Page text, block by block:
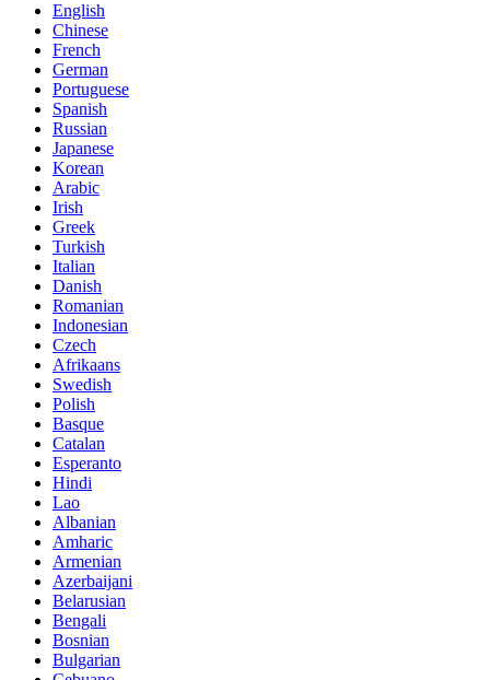
English
Chinese
French
German
Portuguese
Spanish
Russian
Japanese
Korean
Arabic
Irish
Greek
Turkish
Italian
Danish
Romanian
Indonesian
Czech
Afrikaans
Swedish
Polish
Basque
Catalan
Esperanto
Hindi
Lao
Albanian
Amharic
Armenian
Azerbaijani
Belarusian
Bengali
Bosnian
Bulgarian